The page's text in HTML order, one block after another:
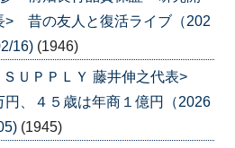
> 昔の友人と復活ライブ（202
16) (1946)
ＵＰＰＬＹ 藤井伸之代表>
円、４５歳は年商１億円（2026
(1945)